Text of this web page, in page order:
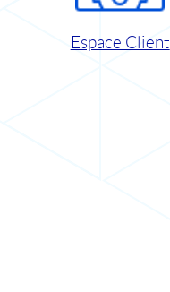
Espace Client